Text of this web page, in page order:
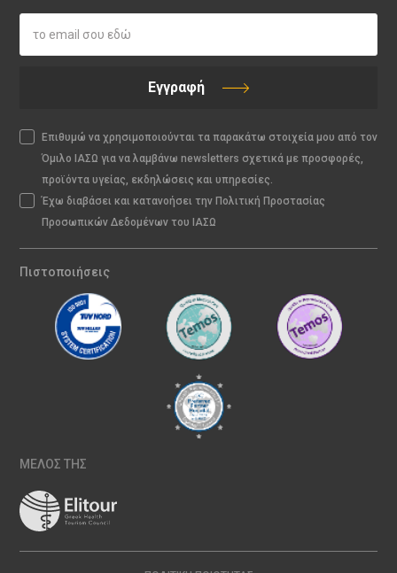
Εγγραφή
Επιθυμώ να χρησιμοποιούνται τα παρακάτω στοιχεία μου από τον
Όμιλο ΙΑΣΩ για να λαμβάνω newsletters σχετικά με προσφορές,
προϊόντα υγείας, εκδηλώσεις και υπηρεσίες.
Έχω διαβάσει και κατανοήσει την Πολιτική Προστασίας
Προσωπικών Δεδομένων του ΙΑΣΩ
Πιστοποιήσεις
ΜΕΛΟΣ ΤΗΣ